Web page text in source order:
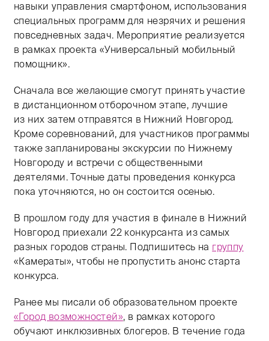
навыки управления смартфоном, использования
специальных программ для незрячих и решения
повседневных задач. Мероприятие реализуется
в рамках проекта «Универсальный мобильный
помощник».
Сначала все желающие смогут принять участие
в дистанционном отборочном этапе, лучшие
из них затем отправятся в Нижний Новгород.
Кроме соревнований, для участников программы
также запланированы экскурсии по Нижнему
Новгороду и встречи с общественными
деятелями. Точные даты проведения конкурса
пока уточняются, но он состоится осенью.
В прошлом году для участия в финале в Нижний
Новгород приехали 22 конкурсанта из самых
разных городов страны. Подпишитесь на группу
«Камераты», чтобы не пропустить анонс старта
конкурса.
Ранее мы писали об образовательном проекте
«Город возможностей», в рамках которого
обучают инклюзивных блогеров. В течение года